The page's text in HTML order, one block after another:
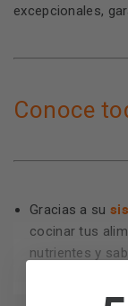
excepcionales,
Conoce
Gracias a su
cocinar tus
nutrientes y